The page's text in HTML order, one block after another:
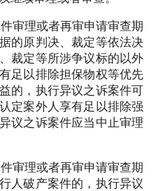
理或者再审申请审查期
的原判决、裁定等依法决
裁定等所涉争议标的以外
足以排除担保物权等优先
的，执行异议之诉案件可
定案外人享有足以排除强
议之诉案件应当中止审理
理或者再审申请审查期
人破产案件的，执行异议